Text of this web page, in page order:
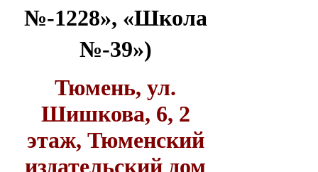
№-1228», «Школа
№-39»)
Тюмень, ул.
Шишкова, 6, 2
этаж, Тюменский
издательский дом